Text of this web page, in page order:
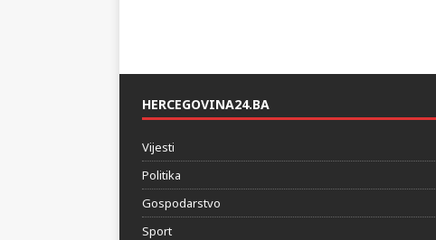
HERCEGOVINA24.BA
Vijesti
Politika
Gospodarstvo
Sport